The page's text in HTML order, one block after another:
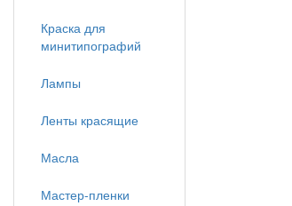
Краска для
минитипографий
Лампы
Ленты красящие
Масла
Мастер-пленки